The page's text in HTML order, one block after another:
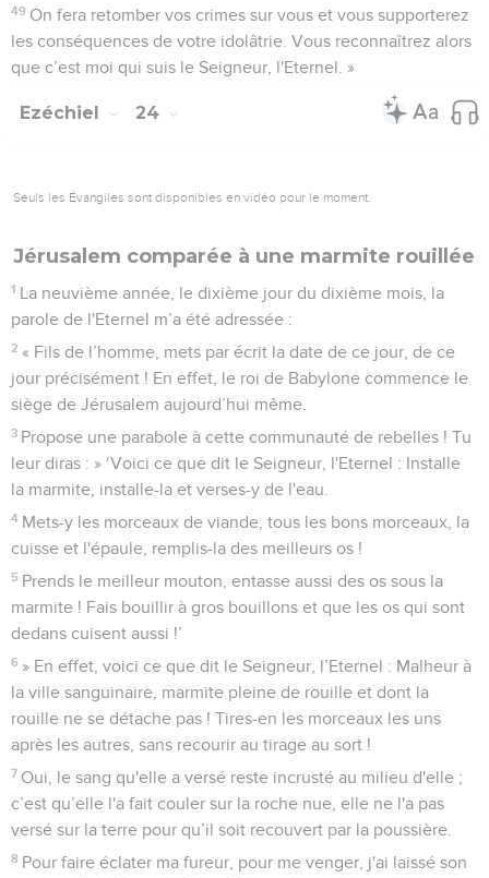
49 On fera retomber vos crimes sur vous et vous supporterez
les conséquences de votre idolâtrie. Vous reconnaîtrez alors
que c’est moi qui suis le Seigneur, l'Eternel. »
Ezéchiel 24
Seuls les Évangiles sont disponibles en vidéo pour le moment.
Jérusalem comparée à une marmite rouillée
1 La neuvième année, le dixième jour du dixième mois, la
parole de l'Eternel m’a été adressée :
2 « Fils de l’homme, mets par écrit la date de ce jour, de ce
jour précisément ! En effet, le roi de Babylone commence le
siège de Jérusalem aujourd’hui même.
3 Propose une parabole à cette communauté de rebelles ! Tu
leur diras : » ‘Voici ce que dit le Seigneur, l'Eternel : Installe
la marmite, installe-la et verses-y de l'eau.
4 Mets-y les morceaux de viande, tous les bons morceaux, la
cuisse et l'épaule, remplis-la des meilleurs os !
5 Prends le meilleur mouton, entasse aussi des os sous la
marmite ! Fais bouillir à gros bouillons et que les os qui sont
dedans cuisent aussi !’
6 » En effet, voici ce que dit le Seigneur, l’Eternel : Malheur à
la ville sanguinaire, marmite pleine de rouille et dont la
rouille ne se détache pas ! Tires-en les morceaux les uns
après les autres, sans recourir au tirage au sort !
7 Oui, le sang qu'elle a versé reste incrusté au milieu d'elle ;
c’est qu’elle l'a fait couler sur la roche nue, elle ne l'a pas
versé sur la terre pour qu’il soit recouvert par la poussière.
8 Pour faire éclater ma fureur, pour me venger, j'ai laissé son